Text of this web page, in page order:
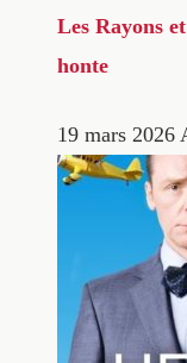
Les Rayons
honte
19 mars 2026